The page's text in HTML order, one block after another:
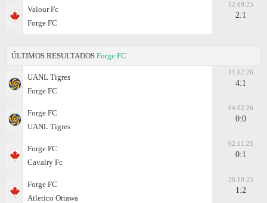
Valour Fc
Forge FC
12.09.25
2:1
ÚLTIMOS RESULTADOS Forge FC
UANL Tigres
Forge FC
11.02.26
4:1
Forge FC
UANL Tigres
04.02.26
0:0
Forge FC
Cavalry Fc
02.11.25
0:1
Forge FC
Atletico Ottawa
26.10.25
1:2